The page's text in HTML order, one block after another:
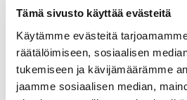
Tämä sivusto käyttää evästeitä
Käytämme evästeitä
räätälöimiseen, sosiaalisen
tukemiseen ja kävijämäärämme
jaamme sosiaalisen median,
Etusivu